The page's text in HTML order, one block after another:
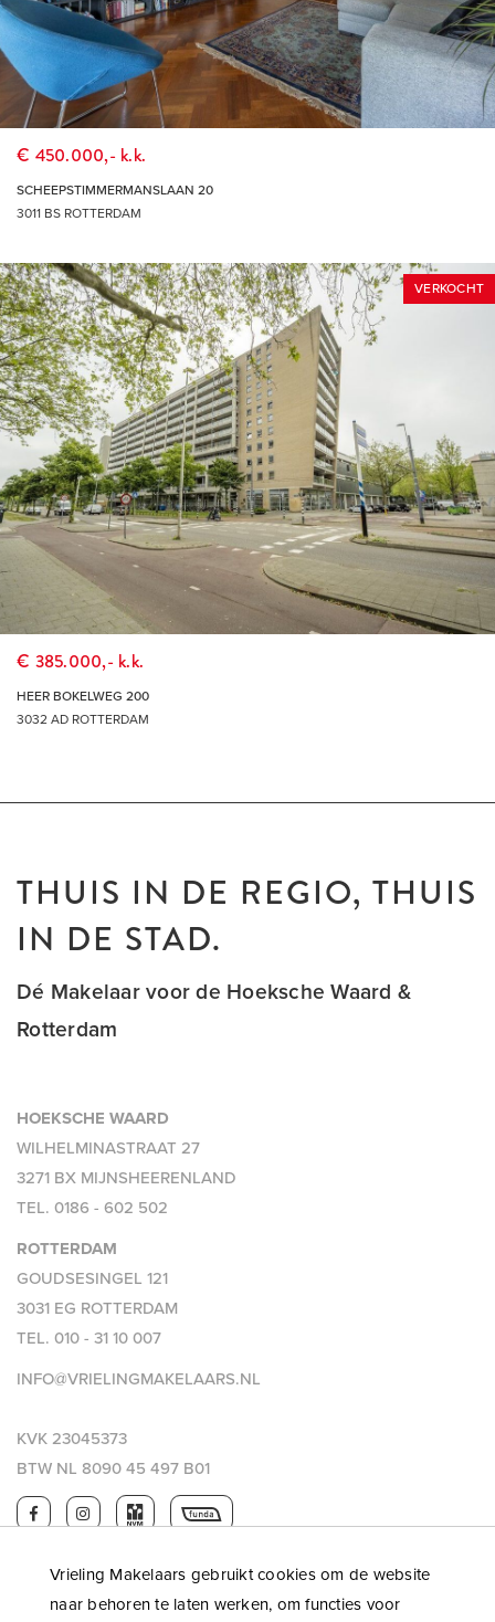
Vrieling Makelaars gebruikt cookies om de website
naar behoren te laten werken, om functies voor
€ 450.000,- k.k.
SCHEEPSTIMMERMANSLAAN 20
3011 BS ROTTERDAM
VERKOCHT
€ 385.000,- k.k.
HEER BOKELWEG 200
3032 AD ROTTERDAM
THUIS IN DE REGIO, THUIS
IN DE STAD.
Dé Makelaar voor de Hoeksche Waard &
Rotterdam
HOEKSCHE WAARD
WILHELMINASTRAAT 27
3271 BX MIJNSHEERENLAND
TEL. 0186 - 602 502
ROTTERDAM
GOUDSESINGEL 121
3031 EG ROTTERDAM
TEL. 010 - 31 10 007
INFO@VRIELINGMAKELAARS.NL
KVK 23045373
BTW NL 8090 45 497 B01